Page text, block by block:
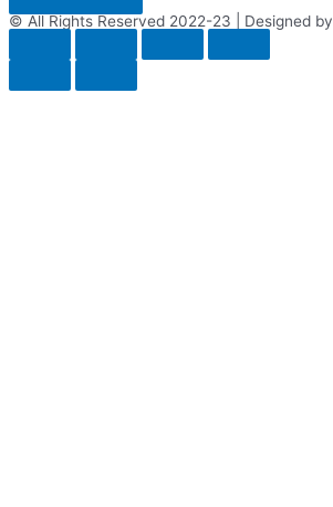
© All Rights Reserved 2022-23 | Designed by